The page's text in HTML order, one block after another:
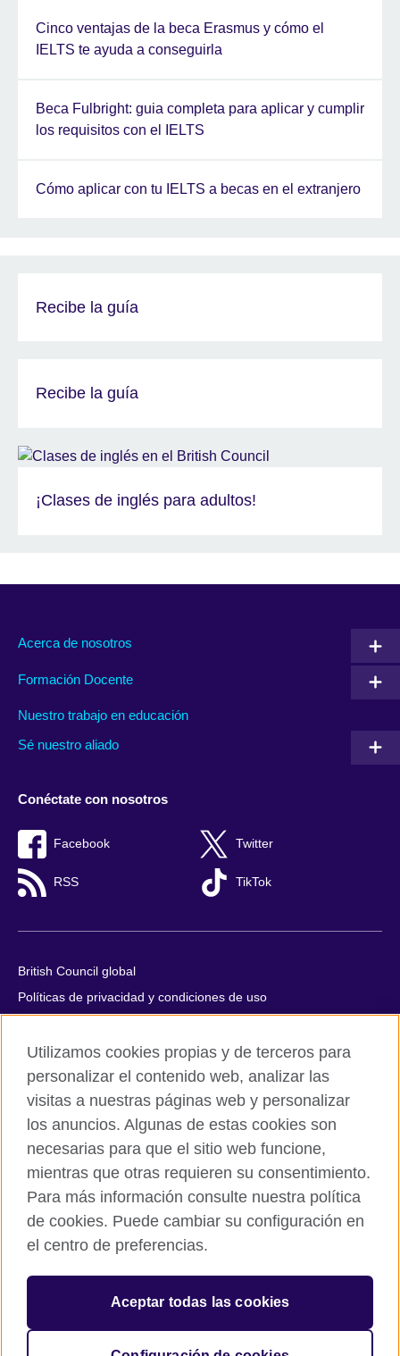
Cinco ventajas de la beca Erasmus y cómo el
IELTS te ayuda a conseguirla
Beca Fulbright: guia completa para aplicar y cumplir
los requisitos con el IELTS
Cómo aplicar con tu IELTS a becas en el extranjero
Recibe la guía
Recibe la guía
¡Clases de inglés para adultos!
Acerca de nosotros
Formación Docente
Nuestro trabajo en educación
Sé nuestro aliado
Conéctate con nosotros
Facebook Twitter
RSS TikTok
British Council global
Políticas de privacidad y condiciones de uso
Cookies
Quejas y comentarios
Mapa del sitio
© 2026 British Council
All cultural activities in Mexico are carried out by British Council
Asociados A.C., a not-for-profit entity established to undertake
cultural activities, including the promotion and diffusion of British
culture in Mexico, the fostering of cultural relations and mutual
understanding, the promotion of the English language, and the
forms of cooperation between the United Kingdom and Mexico.
The United Kingdom’s international organisation for cultural
Utilizamos cookies propias y de terceros para
personalizar el contenido web, analizar las
visitas a nuestras páginas web y personalizar
los anuncios. Algunas de estas cookies son
necesarias para que el sitio web funcione,
mientras que otras requieren su consentimiento.
Para más información consulte nuestra política
de cookies. Puede cambiar su configuración en
el centro de preferencias.
Aceptar todas las cookies